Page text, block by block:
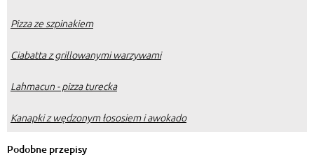
Pizza ze szpinakiem
Ciabatta z grillowanymi warzywami
Lahmacun - pizza turecka
Kanapki z wędzonym łososiem i awokado
Podobne przepisy